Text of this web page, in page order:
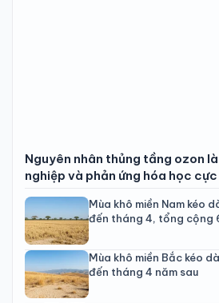
Nguyên nhân thủng tầng ozon
nghiệp và phản ứng hóa học cực
Mùa khô miền Nam kéo
đến tháng 4, tổng cộng
Mùa khô miền Bắc kéo
đến tháng 4 năm sau